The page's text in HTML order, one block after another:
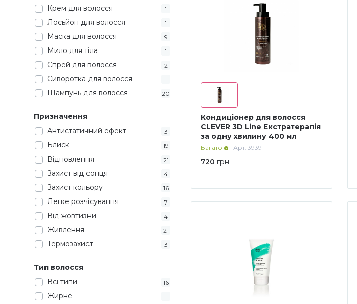
Крем для волосся 1
Лосьйон для волосся 1
Маска для волосся 9
Мило для тіла 1
Спрей для волосся 2
Сиворотка для волосся 1
Шампунь для волосся 20
Призначення
Антистатичний ефект
3
Блиск 19
Відновлення 21
Захист від сонця 4
Захист кольору 16
Легке розчісування 7
Від жовтизни 4
Живлення 21
Термозахист 3
Зволоження
Тип волосся
Всі типи
16
Жирне 1
Кондиціонер для волосся
CLEVER 3D Line Екстратерапія
за одну хвилину 400 мл
Багато Арт: 3939
720 грн